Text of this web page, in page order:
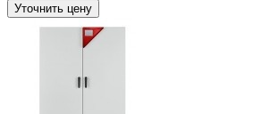
Уточнить цену